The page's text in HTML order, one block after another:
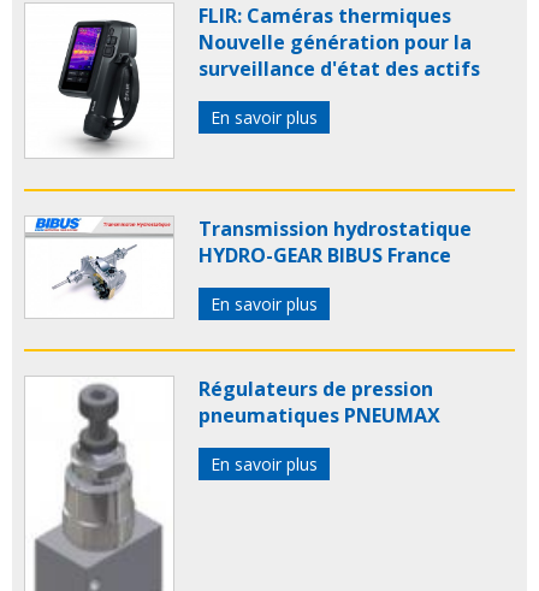
FLIR: Caméras thermiques
Nouvelle génération pour la
surveillance d'état des actifs
En savoir plus
Transmission hydrostatique
HYDRO-GEAR BIBUS France
En savoir plus
Régulateurs de pression
pneumatiques PNEUMAX
En savoir plus